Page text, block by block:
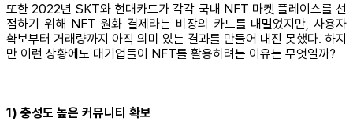
또한 2022년 SKT와 현대카드가 각각 국내 NFT 마켓 플레이스를 선
점하기 위해 NFT 원화 결제라는 비장의 카드를 내밀었지만, 사용자
확보부터 거래량까지 아직 의미 있는 결과를 만들어 내진 못했다. 하지
만 이런 상황에도 대기업들이 NFT를 활용하려는 이유는 무엇일까?
1) 충성도 높은 커뮤니티 확보